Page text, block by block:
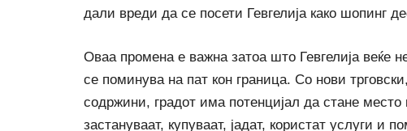
дали вреди да се посети Гевгелија како шопинг
Оваа промена е важна затоа што Гевгелија веќе
се поминува на пат кон граница. Со нови
содржини, градот има потенцијал да стане
застануваат, купуваат, јадат, користат услуги и